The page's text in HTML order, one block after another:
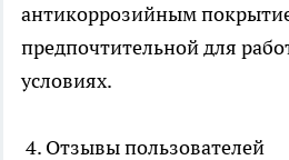
антикоррозийным
предпочтительной для
условиях.
4. Отзывы пользователей